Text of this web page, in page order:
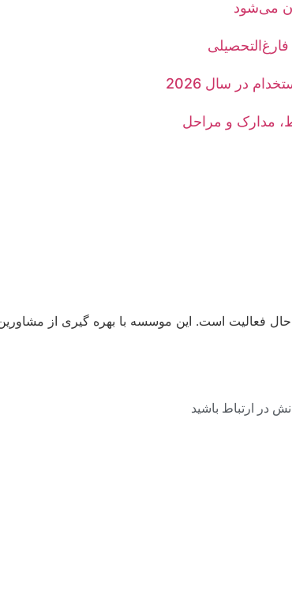
در سال 2026
مدارک و مراحل
حال فعالیت است. این موسسه با بهره گیری از
در ارتباط باشید